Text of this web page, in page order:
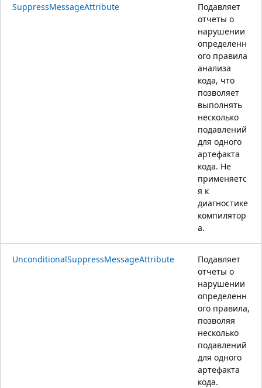
SuppressMessageAttribute
Подавляет
отчеты о
нарушении
определенн
ого правила
анализа
кода, что
позволяет
выполнять
несколько
подавлений
для одного
артефакта
кода. Не
применяетс
я к
диагностике
компилятор
а.
UnconditionalSuppressMessageAttribute
Подавляет
отчеты о
нарушении
определенн
ого правила,
позволяя
несколько
подавлений
для одного
артефакта
кода.